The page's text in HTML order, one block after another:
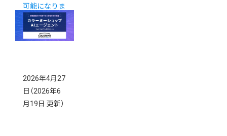
可能になりま
した
2026年4月27
日 （2026年6
月19日 更新）